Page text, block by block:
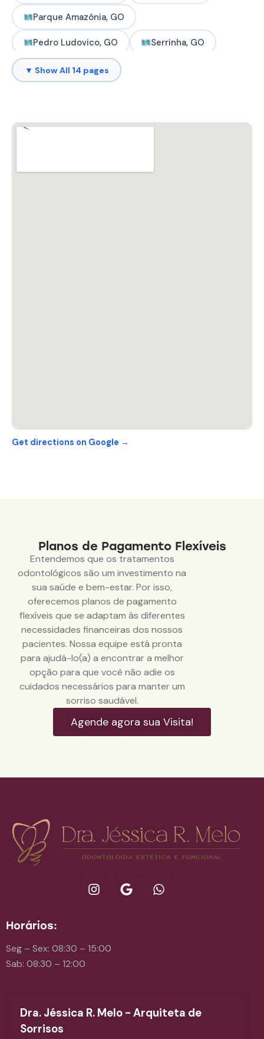
Parque Amazônia, GO
Pedro Ludovico, GO Serrinha, GO
Setor Coimbra, GO
▼ Show All 14 pages
Get directions on Google →
Planos de Pagamento Flexíveis
Entendemos que os tratamentos
odontológicos são um investimento na
sua saúde e bem-estar. Por isso,
oferecemos planos de pagamento
flexíveis que se adaptam às diferentes
necessidades financeiras dos nossos
pacientes. Nossa equipe está pronta
para ajudá-lo(a) a encontrar a melhor
opção para que você não adie os
cuidados necessários para manter um
sorriso saudável.
Agende agora sua Visita!
Horários:
Seg – Sex: 08:30 – 15:00
Sab: 08:30 – 12:00
Dra. Jéssica R. Melo - Arquiteta de
Sorrisos